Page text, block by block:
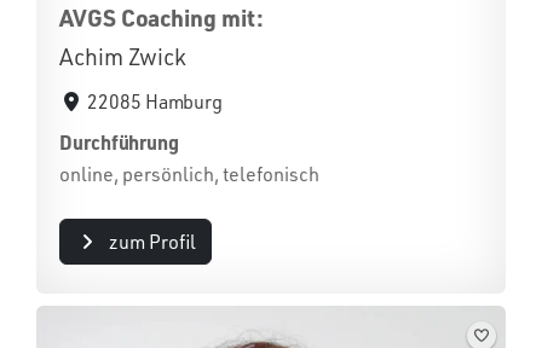
AVGS Coaching mit:
Achim Zwick
22085 Hamburg
Durchführung
online, persönlich, telefonisch
zum Profil